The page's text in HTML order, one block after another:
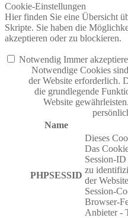
Cookie-Einstellungen
Hier finden Sie eine Übersicht
Skripte. Sie haben die
akzeptieren oder zu blockieren.
Notwendig Immer
Notwendige Cookies
der Website erforderlich.
die grundlegende
Website
Name
PHPSESSID
Dieses
Das
Session-
zu
der
Session-
Browser-
Anbieter -